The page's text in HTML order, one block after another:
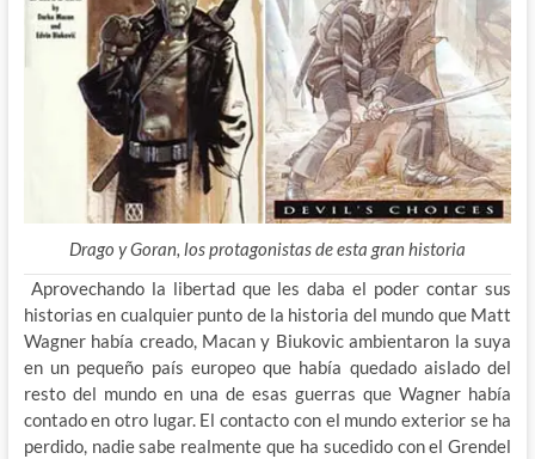
Drago y Goran, los protagonistas de esta gran historia
Aprovechando la libertad que les daba el poder contar sus
historias en cualquier punto de la historia del mundo que Matt
Wagner había creado, Macan y Biukovic ambientaron la suya
en un pequeño país europeo que había quedado aislado del
resto del mundo en una de esas guerras que Wagner había
contado en otro lugar. El contacto con el mundo exterior se ha
perdido, nadie sabe realmente que ha sucedido con el Grendel